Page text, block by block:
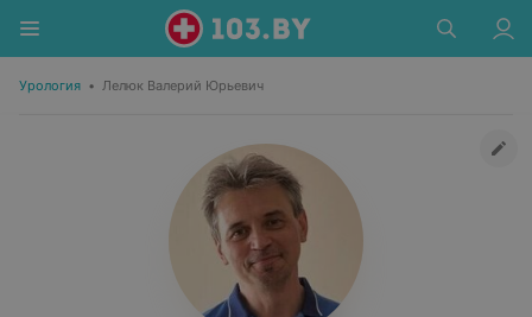
Урология • Лелюк Валерий Юрьевич